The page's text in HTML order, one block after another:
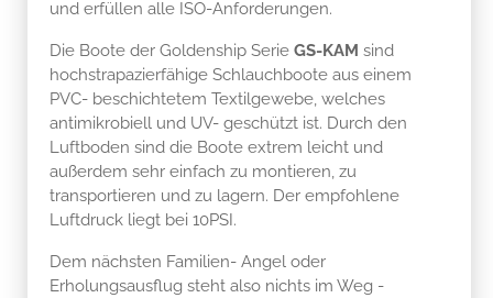
und erfüllen alle ISO-Anforderungen.
Die Boote der Goldenship Serie GS-KAM sind
hochstrapazierfähige Schlauchboote aus einem
PVC- beschichtetem Textilgewebe, welches
antimikrobiell und UV- geschützt ist. Durch den
Luftboden sind die Boote extrem leicht und
außerdem sehr einfach zu montieren, zu
transportieren und zu lagern. Der empfohlene
Luftdruck liegt bei 10PSI.
Dem nächsten Familien- Angel oder
Erholungsausflug steht also nichts im Weg -